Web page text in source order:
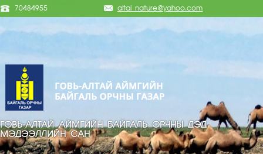
70484955 altai_nature@yahoo.com
ГОВЬ-АЛТАЙ АЙМГИЙН БАЙГАЛЬ ОРЧНЫ ДЭД
МЭДЭЭЛЛИЙН САН